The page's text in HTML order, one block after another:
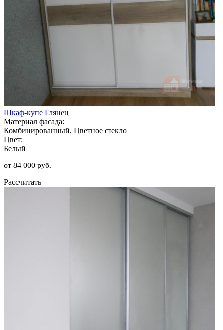
Шкаф-купе Глянец
Материал фасада:
Комбинированный, Цветное стекло
Цвет:
Белый
от 84 000 руб.
Рассчитать